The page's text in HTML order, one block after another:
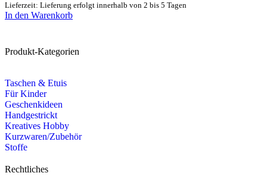
Lieferzeit: Lieferung erfolgt innerhalb von 2 bis 5 Tagen
In den Warenkorb
Produkt-Kategorien
Taschen & Etuis
Für Kinder
Geschenkideen
Handgestrickt
Kreatives Hobby
Kurzwaren/Zubehör
Stoffe
Rechtliches